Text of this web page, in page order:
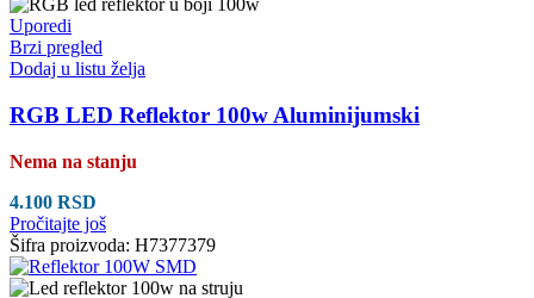
Uporedi
Brzi pregled
Dodaj u listu želja
RGB LED Reflektor 100w Aluminijumski
Nema na stanju
4.100 RSD
Pročitajte još
Šifra proizvoda: H7377379